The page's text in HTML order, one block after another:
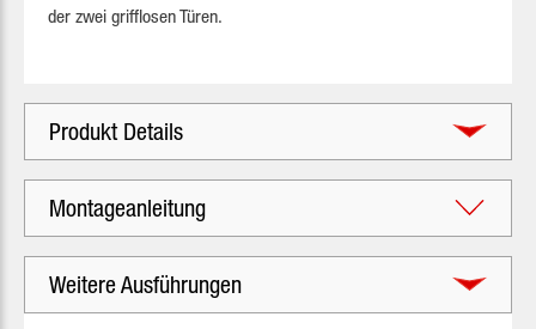
der zwei grifflosen Türen.
Produkt Details
Montageanleitung
Weitere Ausführungen